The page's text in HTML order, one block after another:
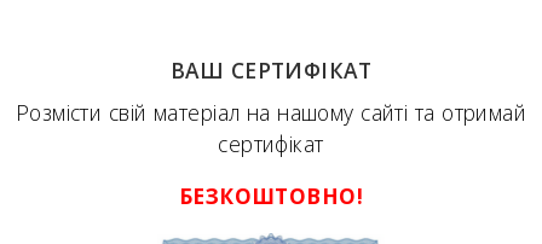
ВАШ СЕРТИФІКАТ
Розмісти свій матеріал на нашому сайті та отримай
сертифікат
БЕЗКОШТОВНО!